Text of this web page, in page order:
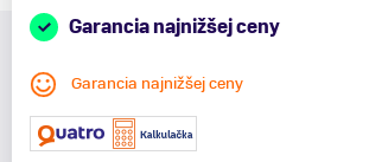
Garancia najnižšej ceny
Garancia najnižšej ceny